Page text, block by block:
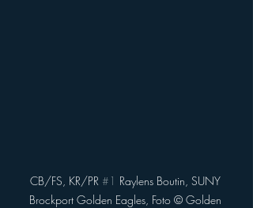
CB/FS, KR/PR #1 Raylens Boutin, SUNY
Brockport Golden Eagles, Foto ©️ Golden